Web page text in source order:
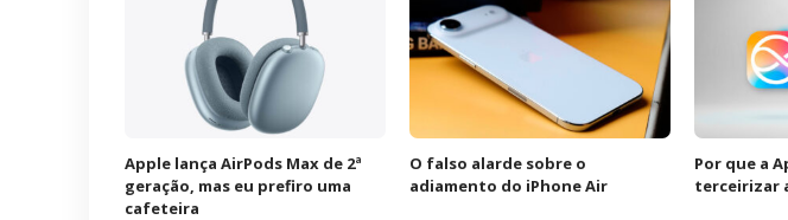
Apple lança AirPods Max de 2ª
geração, mas eu prefiro uma
cafeteira
O falso alarde sobre o
adiamento do iPhone Air
Por que a
terceirizar